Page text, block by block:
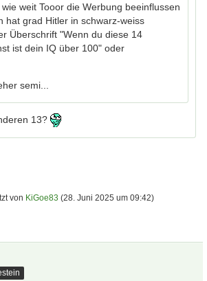
weit Tooor die Werbung beeinflussen
hat grad Hitler in schwarz-weiss
Überschrift "Wenn du diese 14
ist dein IQ über 100" oder
semi...
13?
von KiGoe83 (28. Juni 2025 um 09:42)